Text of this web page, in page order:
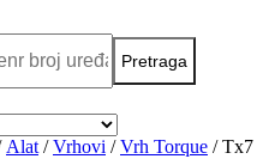
Alat /Vrhovi /Vrh Torque / Tx7